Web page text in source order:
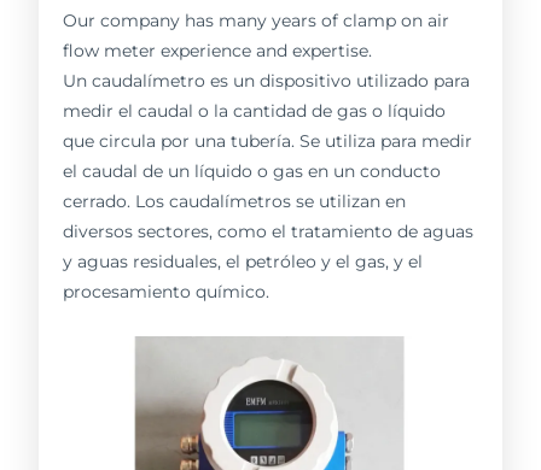
Our company has many years of clamp on air
flow meter experience and expertise.
Un caudalímetro es un dispositivo utilizado para
medir el caudal o la cantidad de gas o líquido
que circula por una tubería. Se utiliza para medir
el caudal de un líquido o gas en un conducto
cerrado. Los caudalímetros se utilizan en
diversos sectores, como el tratamiento de aguas
y aguas residuales, el petróleo y el gas, y el
procesamiento químico.